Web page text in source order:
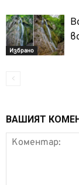
Избрано
ВАШИЯТ